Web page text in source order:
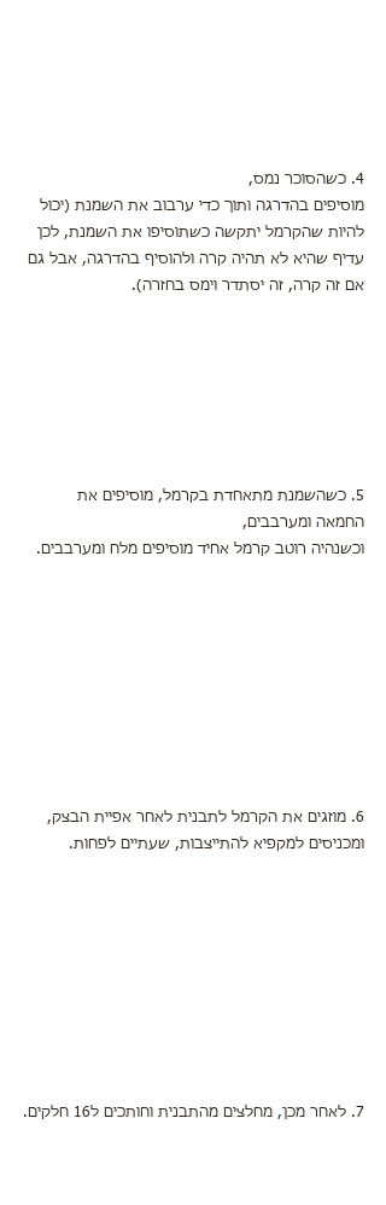
4. כשהסוכר נמס,
מוסיפים בהדרגה ותוך כדי ערבוב את השמנת (יכול
להיות שהקרמל יתקשה כשתוסיפו את השמנת, לכן
עדיף שהיא לא תהיה קרה ולהוסיף בהדרגה, אבל גם
אם זה קרה, זה יסתדר וימס בחזרה).
5. כשהשמנת מתאחדת בקרמל, מוסיפים את
החמאה ומערבבים,
וכשנהיה רוטב קרמל אחיד מוסיפים מלח ומערבבים.
6. מוזגים את הקרמל לתבנית לאחר אפיית הבצק,
ומכניסים למקפיא להתייצבות, שעתיים לפחות.
7. לאחר מכן, מחלצים מהתבנית וחותכים ל16 חלקים.